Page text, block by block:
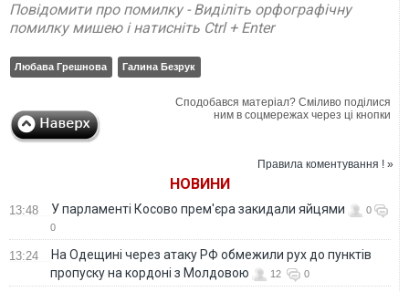
Повідомити про помилку - Виділіть орфографічну
помилку мишею і натисніть Ctrl + Enter
Любава Грешнова Галина Безрук
Сподобався матеріал? Сміливо поділися
ним в соцмережах через ці кнопки
Правила коментування ! »
НОВИНИ
13:48 У парламенті Косово прем'єра закидали яйцями
0
0
13:24
На Одещині через атаку РФ обмежили рух до пунктів
пропуску на кордоні з Молдовою
12 0